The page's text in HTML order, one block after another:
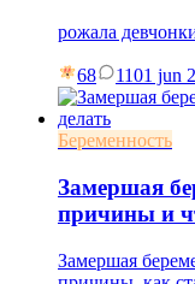
рожала
68 1101 jun
Беременность
Замершая
причины и
Замершая